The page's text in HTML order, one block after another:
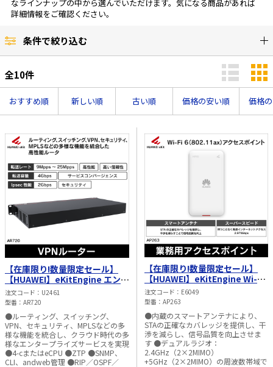
HDMIケーブル・周辺機器／RCAケーブル
光ファイバー・融着接続機関連
LANケーブル・コネクタ・関連資材/機器
ネットワーク機器
太陽光発電ケーブル・コネクタ・関連資
材/機器
電源ケーブル／コネクタ／分電盤／ブレ
ーカ
電源タップ・延長コード
スイッチ・コンセント（配線器具）
ボックス・ビニル電線管付属品・引き込
みカバー
工具関連
EV充電設備工事関連
感染症関連
LAN配線工事
電気配管工事
照明設置工事
ホテル・病院向け
なラインナップの中から選んでいただけます。気になる商品があれば
詳細情報をご確認ください。
条件で絞り込む
全10件
おすすめ順 新しい順 古い順 価格の安い順 価格
【在庫限り!数量限定セール】
【HUAWEI】eKitEngine エンタ
ープライズ ルータ（固定LANポ
ート：GE RJ45ポート×8）
NetEngine AR700シリーズ
AR720
注文コード
U2461
型番
AR720
●ルーティング、スイッチング、
VPN、セキュリティ、MPLSなどの多
様な機能を統合し、クラウド時代の多
様なエンタープライズサービスを実現
●4-cまたはeCPU ●ZTP ●SNMP、
CLI、andweb管理 ●RIP／OSPF／
【在庫限り!数量限定セール】
【HUAWEI】eKitEngine Wi-
Fi6（802.11ax）アクセスポイ
ント（2.4GHz（2×2 MIMO）
+5GHz（2×2 MIMO）、消費電
力12W） AP263
注文コード
E6049
型番
AP263
●内蔵のスマートアンテナにより、
STAの正確なカバレッジを提供し、干
渉を減らし、信号品質を向上させま
す ●デュアルラジオ：
2.4GHz（2×2MIMO）
+5GHz（2×2MIMO）の周波数帯域で